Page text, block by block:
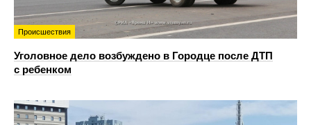
Происшествия
Уголовное дело возбуждено в Городце после ДТП
с ребенком